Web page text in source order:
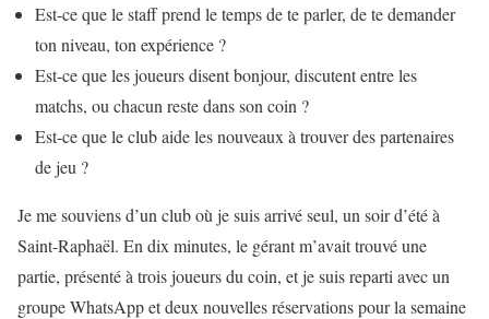
Est-ce que le staff prend le temps de te parler, de te demander
ton niveau, ton expérience ?
Est-ce que les joueurs disent bonjour, discutent entre les
matchs, ou chacun reste dans son coin ?
Est-ce que le club aide les nouveaux à trouver des partenaires
de jeu ?
Je me souviens d’un club où je suis arrivé seul, un soir d’été à
Saint-Raphaël. En dix minutes, le gérant m’avait trouvé une
partie, présenté à trois joueurs du coin, et je suis reparti avec un
groupe WhatsApp et deux nouvelles réservations pour la semaine